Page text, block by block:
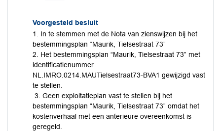
Voorgesteld besluit
1. In te stemmen met de Nota van zienswijzen bij het
bestemmingsplan “Maurik, Tielsestraat 73”
2. Het bestemmingsplan “Maurik, Tielsestraat 73” met
identificatienummer
NL.IMRO.0214.MAUTielsestraat73-BVA1 gewijzigd vast
te stellen.
3. Geen exploitatieplan vast te stellen bij het
bestemmingsplan “Maurik, Tielsestraat 73” omdat het
kostenverhaal met een anterieure overeenkomst is
geregeld.